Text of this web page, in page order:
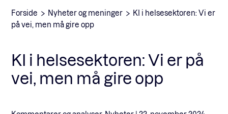
Om oss
Medlemskap
Nyheter
Møteplasser
Kontakt
POPULÆRE SØK:
Våre viktigste saker
Forside Nyheter og meninger
KI i helsesektoren: Vi er
på vei, men må gire opp
KI i helsesektoren: Vi er på
vei, men må gire opp